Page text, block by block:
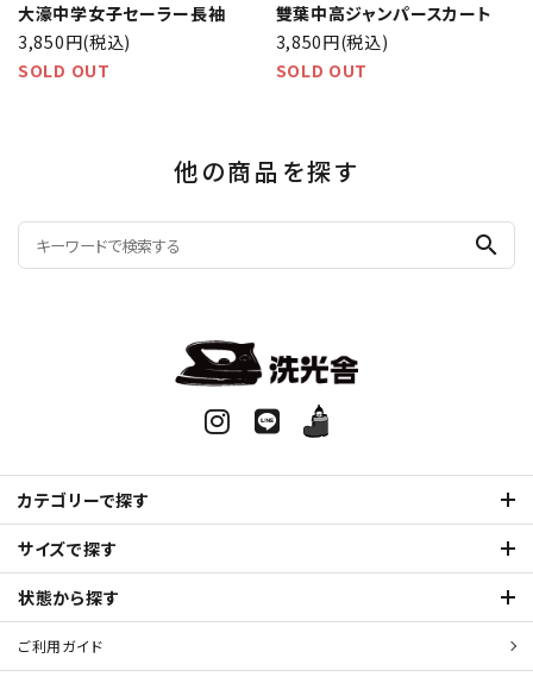
大濠中学女子セーラー長袖
3,850円(税込)
SOLD OUT
雙葉中高ジャンパースカート
3,850円(税込)
SOLD OUT
他の商品を探す
search
カテゴリーで探す
サイズで探す
状態から探す
ご利用ガイド